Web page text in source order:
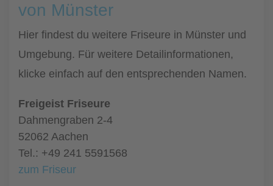
von Münster
Hier findest du weitere Friseure in Münster und
Umgebung. Für weitere Detailinformationen,
klicke einfach auf den entsprechenden Namen.
Freigeist Friseure
Dahmengraben 2-4
52062 Aachen
Tel.: +49 241 5591568
zum Friseur